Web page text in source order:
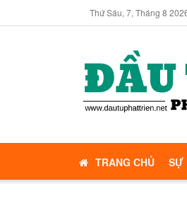
Thứ Sáu, 7, Tháng 8
TRANG CHỦ SỰ